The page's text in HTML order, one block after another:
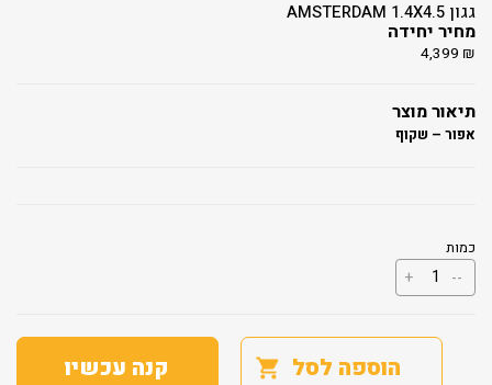
גגון AMSTERDAM 1.4X4.5
מחיר יחידה
4,399 ₪
תיאור מוצר
אפור – שקוף
כמות
--
כמות
של
גגון
1.4X4.5
+
הוספה לסל קנה עכשיו